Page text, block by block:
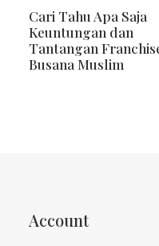
Catat! 10 Panduan
Strategi Bisnis
Busana Muslim yang
Sukses
Account